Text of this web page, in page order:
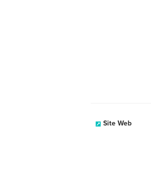
Site Web